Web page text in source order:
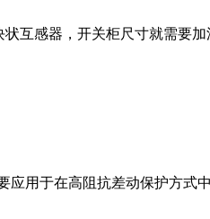
互感器，开关柜尺寸就需要
用于在高阻抗差动保护方式